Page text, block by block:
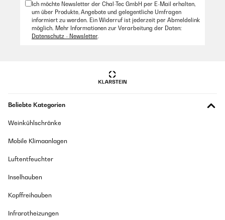
Ich möchte Newsletter der Chal-Tec GmbH per E-Mail erhalten,
um über Produkte, Angebote und gelegentliche Umfragen
informiert zu werden. Ein Widerruf ist jederzeit per Abmeldelink
möglich. Mehr Informationen zur Verarbeitung der Daten:
Datenschutz - Newsletter.
Beliebte Kategorien
Weinkühlschränke
Mobile Klimaanlagen
Luftentfeuchter
Inselhauben
Kopffreihauben
Infrarotheizungen